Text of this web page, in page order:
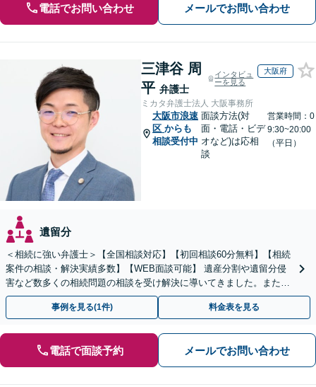
電話でお問い合わせ メールでお問い合わせ
三津谷 周
平 弁護士
インタビュ
ーを見る
大阪府
ミカタ弁護士法人 大阪事務所
大阪市浪速
区 からも
相談受付中
面談方法(対
面・電話・ビデ
オなど)は応相
談
営業時間：0
9:30~20:00
（平日）
遺留分
＜相続に強い弁護士＞【全国相談対応】【初回相談60分無料】【相続
案件の相談・解決実績多数】【WEB面談可能】 遺産分割や遺留分侵
害など数多くの相続問題の相談を受け解決に導いてきました。また、
過去に１００件超の遺言作成のお手伝いをしました。
事例を見る(1件) 料金表を見る
電話で面談予約 メールでお問い合わせ